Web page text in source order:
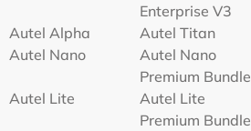
Enterprise V3
Autel Alpha
Autel Titan
Autel Nano
Autel Nano
Premium Bundle
Autel Lite
Autel Lite
Premium Bundle